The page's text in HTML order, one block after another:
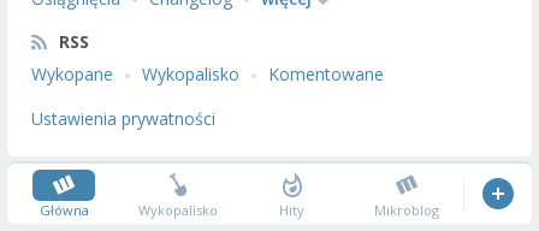
RSS
Wykopane
Wykopalisko
Komentowane
Ustawienia prywatności
Główna Wykopalisko Hity Mikroblog